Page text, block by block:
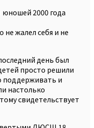
юношей 2000 года
жалел себя и не
день был
просто решили
поддерживать и
настолько
свидетельствует